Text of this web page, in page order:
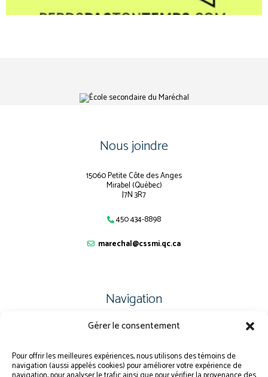
Gérer le consentement
Pour offrir les meilleures expériences, nous utilisons des témoins de
navigation (aussi appelés cookies) pour améliorer votre expérience de
Nous joindre
15060 Petite Côte des Anges
Mirabel (Québec)
J7N 3R7
450 434-8898
marechal@cssmi.qc.ca
Navigation
PLAN DU SITE
PORTAIL PARENTS
PLAINTE – SERVICE À L’ÉLÈVE